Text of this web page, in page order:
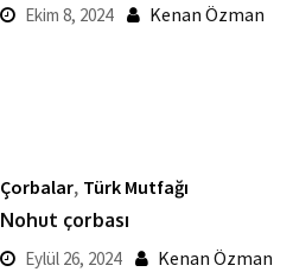
Ekim 8, 2024 Kenan Özman
Çorbalar, Türk Mutfağı
Nohut çorbası
Eylül 26, 2024 Kenan Özman